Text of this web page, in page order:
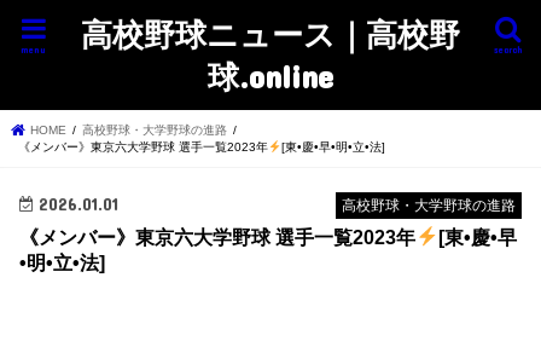
高校野球ニュース｜高校野
球.online
search
menu
HOME
高校野球・大学野球の進路
《メンバー》東京六大学野球 選手一覧2023年
[東•慶•早•明•立•法]
高校野球・大学野球の進路
2026.01.01
《メンバー》東京六大学野球 選手一覧2023年
[東•慶•早
•明•立•法]